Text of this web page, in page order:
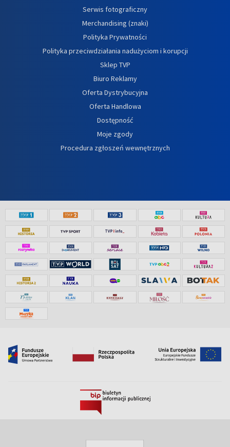
Serwis fotograficzny
Merchandising (znaki)
Polityka Prywatności
Polityka przeciwdziałania nadużyciom i korupcji
Sklep TVP
Biuro Reklamy
Oferta Dystrybucyjna
Oferta Handlowa
Dostępność
Moje zgody
Procedura zgłoszeń wewnętrznych